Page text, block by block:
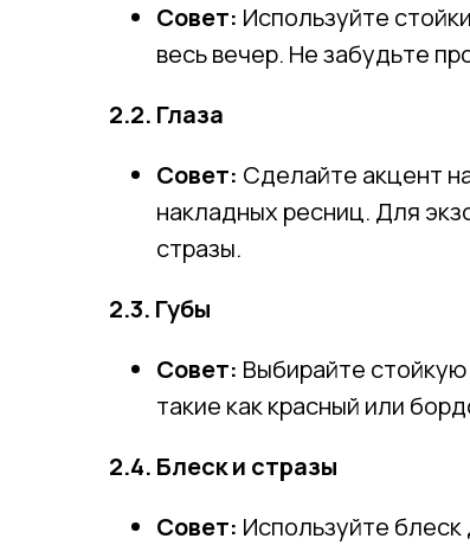
Совет: Используйте
весь вечер. Не забудьте
2.2. Глаза
Совет: Сделайте акцент
накладных ресниц. Для
стразы.
2.3. Губы
Совет: Выбирайте
такие как красный или
2.4. Блеск и стразы
Совет: Используйте